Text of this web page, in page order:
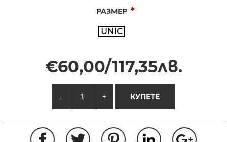
РАЗМЕР *
UNIC
€60,00/117,35лв.
- + КУПЕТЕ